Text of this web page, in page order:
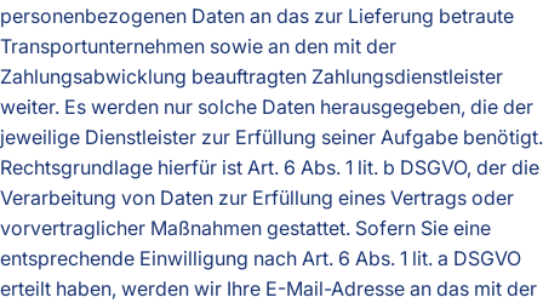
personenbezogenen Daten an das zur Lieferung betraute
Transportunternehmen sowie an den mit der
Zahlungsabwicklung beauftragten Zahlungsdienstleister
weiter. Es werden nur solche Daten herausgegeben, die der
jeweilige Dienstleister zur Erfüllung seiner Aufgabe benötigt.
Rechtsgrundlage hierfür ist Art. 6 Abs. 1 lit. b DSGVO, der die
Verarbeitung von Daten zur Erfüllung eines Vertrags oder
vorvertraglicher Maßnahmen gestattet. Sofern Sie eine
entsprechende Einwilligung nach Art. 6 Abs. 1 lit. a DSGVO
erteilt haben, werden wir Ihre E-Mail-Adresse an das mit der